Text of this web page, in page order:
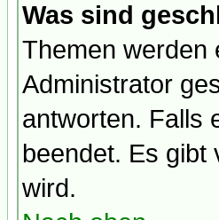
Was sind
Themen werden
Administrator
antworten. Falls
beendet. Es gibt
wird.